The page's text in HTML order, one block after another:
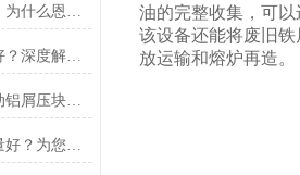
铝削压块机生产厂家推荐：为什么恩派特是值得信赖的选择？
铝渣压块机哪个牌子质量好？深度解析：为何恩派特成为行业优选？
如何选择适合自己的全自动铝屑压块机——为什么恩派特是更值得考虑的选择
铝切屑压块机哪个牌子质量好？为您推荐恩派特的几大理由
油的完整收集，可
该设备还能将废旧
放运输和熔炉再造。